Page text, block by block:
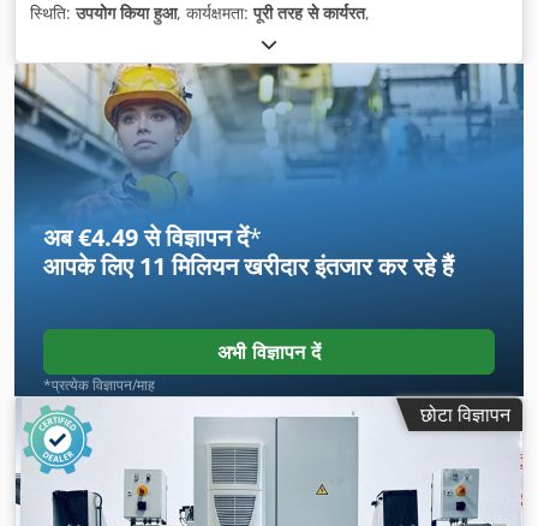
स्थिति:उपयोग किया हुआ, कार्यक्षमता:पूरी तरह से कार्यरत,
अब €4.49 से विज्ञापन दें*
आपके लिए11 मिलियन खरीदारइंतजार कर रहे हैं
अभी विज्ञापन दें
*प्रत्येक विज्ञापन/माह
छोटा विज्ञापन